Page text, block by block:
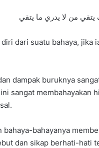
من لا يدري ما يتقي
dari suatu bahaya, jika
dampak buruknya
sangat membahayakan
bahayanya
dan sikap berhati-hati